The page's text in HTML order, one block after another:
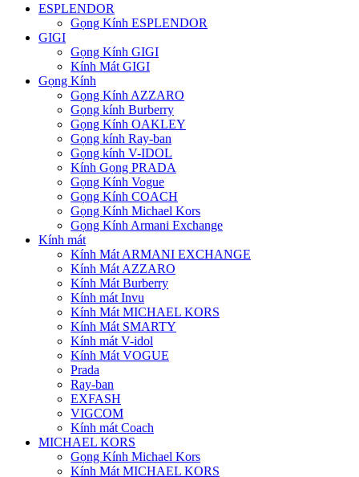
ESPLENDOR
Gọng Kính ESPLENDOR
GIGI
Gọng Kính GIGI
Kính Mát GIGI
Gọng Kính
Gọng Kính AZZARO
Gọng kính Burberry
Gọng Kính OAKLEY
Gọng kính Ray-ban
Gọng kính V-IDOL
Kính Gọng PRADA
Gọng Kính Vogue
Gọng Kính COACH
Gọng Kính Michael Kors
Gọng Kính Armani Exchange
Kính mát
Kính Mát ARMANI EXCHANGE
Kính Mát AZZARO
Kính Mát Burberry
Kính mát Invu
Kính Mát MICHAEL KORS
Kính Mát SMARTY
Kính mát V-idol
Kính Mát VOGUE
Prada
Ray-ban
EXFASH
VIGCOM
Kính mát Coach
MICHAEL KORS
Gọng Kính Michael Kors
Kính Mát MICHAEL KORS